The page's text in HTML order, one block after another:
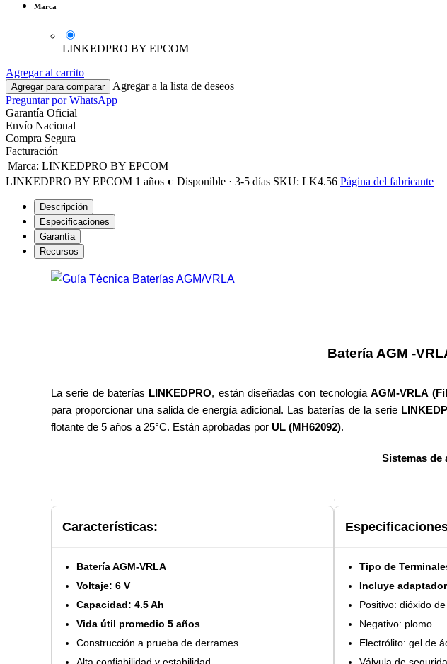
Marca
LINKEDPRO BY EPCOM
Agregar al carrito
Agregar para comparar
Agregar a la lista de deseos
Preguntar por WhatsApp
Garantía Oficial
Envío Nacional
Compra Segura
Facturación
Marca: LINKEDPRO BY EPCOM
LINKEDPRO BY EPCOM 1 años ◐ Disponible · 3-5 días SKU: LK4.56 Página del fabricante
Descripción
Especificaciones
Garantía
Recursos
Batería AGM -
La serie de baterías LINKEDPRO, están diseñadas con tecnologíaAGM-VRLA
para proporcionar una salida de energía adicional. Las baterías de la serie
flotante de 5 años a 25°C. Están aprobadas por UL (MH62092).
Sistemas de
Características:
Batería AGM-VRLA
Voltaje: 6 V
Capacidad: 4.5 Ah
Vida útil promedio 5 años
Construcción a prueba de derrames
Alta confiabilidad y estabilidad
Tipo de
Incluye
Positivo: dióxido
Negativo: plomo
Electrólito: gel de
Válvula de